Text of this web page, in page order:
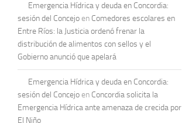
Emergencia Hídrica y deuda en Concordia:
sesión del Concejo en Comedores escolares en
Entre Ríos: la Justicia ordenó frenar la
distribución de alimentos con sellos y el
Gobierno anunció que apelará
Emergencia Hídrica y deuda en Concordia:
sesión del Concejo en Concordia solicita la
Emergencia Hídrica ante amenaza de crecida por
El Niño